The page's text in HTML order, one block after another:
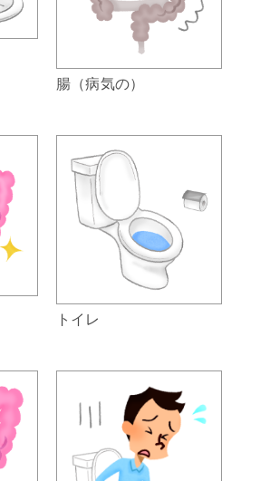
腸（病気の）
トイレ